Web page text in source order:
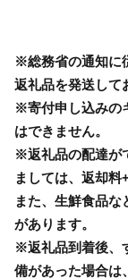
※総務省の通知に
返礼品を発送して
※寄付申し込みの
はできません。
※返礼品の配達が
ましては、返却料
また、生鮮食品
があります。
※返礼品到着後、
備があった場合は